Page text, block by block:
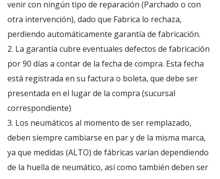
venir con ningún tipo de reparación (Parchado o con
otra intervención), dado que Fabrica lo rechaza,
perdiendo automáticamente garantía de fabricación.
2. La garantía cubre eventuales defectos de fabricación
por 90 días a contar de la fecha de compra. Esta fecha
está registrada en su factura o boleta, que debe ser
presentada en el lugar de la compra (sucursal
correspondiente)
3. Los neumáticos al momento de ser remplazado,
deben siempre cambiarse en par y de la misma marca,
ya que medidas (ALTO) de fábricas varían dependiendo
de la huella de neumático, así como también deben ser